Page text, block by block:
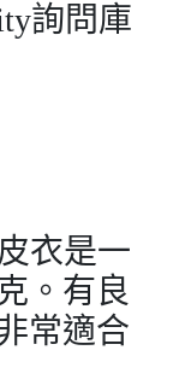
詢問庫
衣是一
。有良
常適合